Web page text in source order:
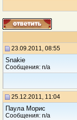
23.09.2011, 08:55
Snakie
Сообщения: n/a
25.12.2011, 11:04
Паула Морис
Сообщения: n/a